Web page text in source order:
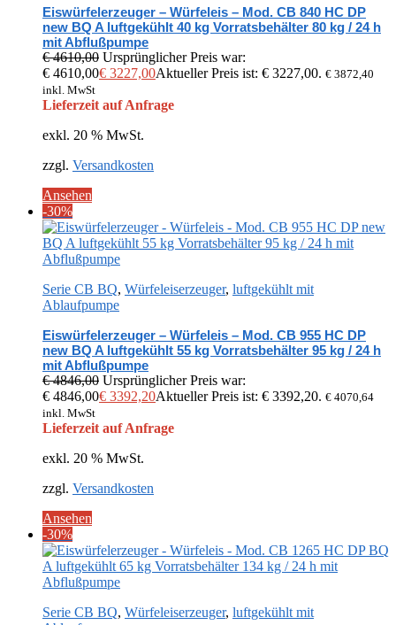
Eiswürfelerzeuger – Würfeleis – Mod. CB 840 HC DP
new BQ A luftgekühlt 40 kg Vorratsbehälter 80 kg / 24 h
mit Abflußpumpe
€4610,00 Ursprünglicher Preis war:
€ 4610,00€ 3227,00Aktueller Preis ist: € 3227,00. € 3872,40
inkl. MwSt
Lieferzeit auf Anfrage
exkl. 20 % MwSt.
zzgl. Versandkosten
Ansehen
-30%
Serie CB BQ, Würfeleiserzeuger, luftgekühlt mit
Ablaufpumpe
Eiswürfelerzeuger – Würfeleis – Mod. CB 955 HC DP
new BQ A luftgekühlt 55 kg Vorratsbehälter 95 kg / 24 h
mit Abflußpumpe
€4846,00 Ursprünglicher Preis war:
€ 4846,00€ 3392,20Aktueller Preis ist: € 3392,20. € 4070,64
inkl. MwSt
Lieferzeit auf Anfrage
exkl. 20 % MwSt.
zzgl. Versandkosten
Ansehen
-30%
Serie CB BQ, Würfeleiserzeuger, luftgekühlt mit